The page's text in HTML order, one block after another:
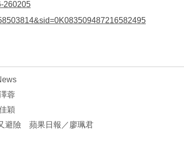
260205
蓉
穎
避險 蘋果日報／廖珮君